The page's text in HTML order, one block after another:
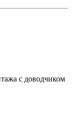
с доводчиком